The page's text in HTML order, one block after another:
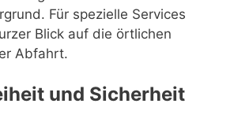
Für spezielle Services
Blick auf die örtlichen
Abfahrt.
und Sicherheit